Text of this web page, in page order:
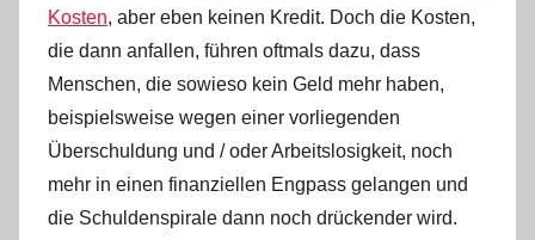
Kosten, aber eben keinen Kredit. Doch die Kosten,
die dann anfallen, führen oftmals dazu, dass
Menschen, die sowieso kein Geld mehr haben,
beispielsweise wegen einer vorliegenden
Überschuldung und / oder Arbeitslosigkeit, noch
mehr in einen finanziellen Engpass gelangen und
die Schuldenspirale dann noch drückender wird.